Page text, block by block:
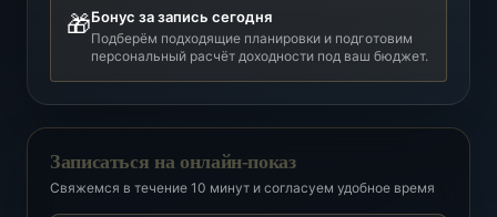
🎁Бонус за запись сегодня
Подберём подходящие планировки и подготовим
персональный расчёт доходности под ваш бюджет.
Записаться на онлайн-показ
Свяжемся в течение 10 минут и согласуем удобное время